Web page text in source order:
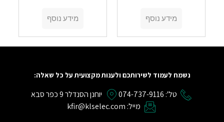
מידע נוסף מידע נוסף
נשמח לעמוד לשירותכם ולענות מקצועית על כל שאלה:
טל': 074-737-9116
יוחנן הסנדלר 9 כפר סבא
מייל: kfir@klselec.com